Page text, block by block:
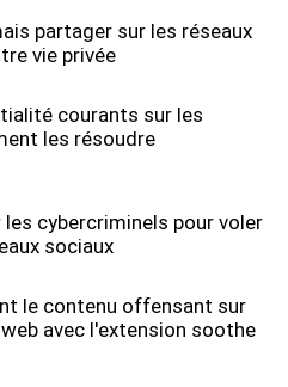
partager sur les réseaux
vie privée
courants sur les
les résoudre
cybercriminels pour voler
sociaux
le contenu offensant sur
avec l'extension soothe